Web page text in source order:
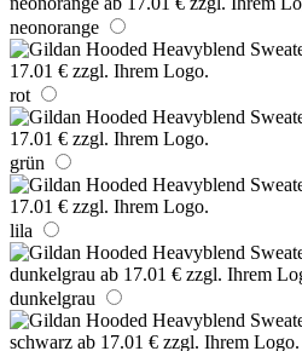
neonorange
rot
grün
lila
dunkelgrau